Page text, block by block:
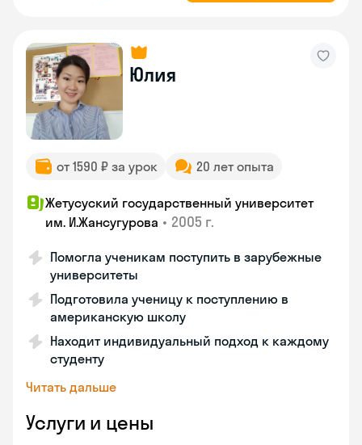
Юлия
от 1590 ₽ за урок 20 лет опыта
Жетусуский государственный университет
им. И.Жансугурова • 2005 г.
Помогла ученикам поступить в зарубежные
университеты
Подготовила ученицу к поступлению в
американскую школу
Находит индивидуальный подход к каждому
студенту
Читать дальше
Услуги и цены